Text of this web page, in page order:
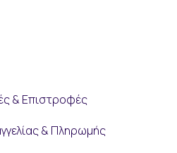
& Επιστροφές
& Πληρωμής